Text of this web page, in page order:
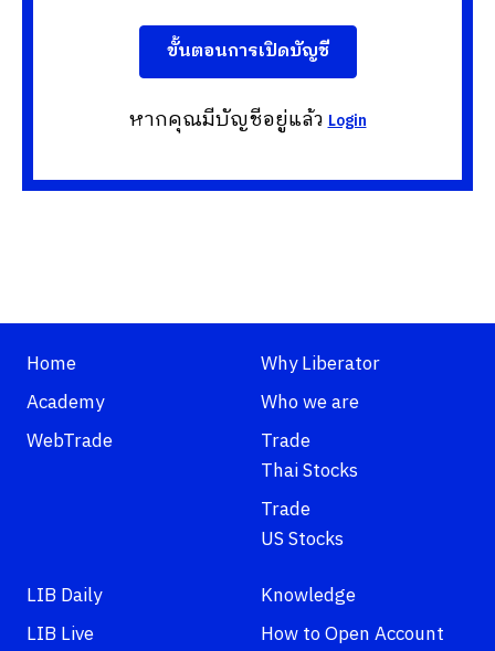
ขั้นตอนการเปิดบัญชี
หากคุณมีบัญชีอยู่แล้วLogin
Home
Academy
WebTrade
Why Liberator
Who we are
Trade
Thai Stocks
Trade
US Stocks
LIB Daily
LIB Live
Knowledge
How to Open Account